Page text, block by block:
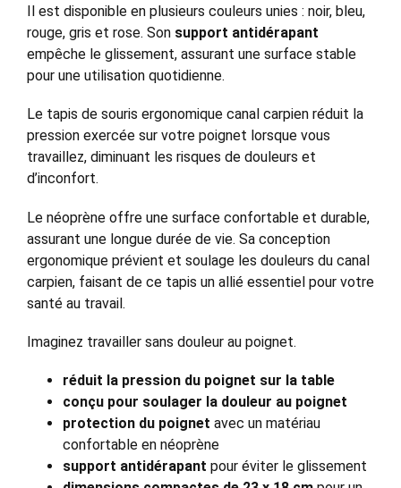
Il est disponible en plusieurs couleurs unies : noir, bleu,
rouge, gris et rose. Son support antidérapant
empêche le glissement, assurant une surface stable
pour une utilisation quotidienne.
Le tapis de souris ergonomique canal carpien réduit la
pression exercée sur votre poignet lorsque vous
travaillez, diminuant les risques de douleurs et
d’inconfort.
Le néoprène offre une surface confortable et durable,
assurant une longue durée de vie. Sa conception
ergonomique prévient et soulage les douleurs du canal
carpien, faisant de ce tapis un allié essentiel pour votre
santé au travail.
Imaginez travailler sans douleur au poignet.
réduit la pression du poignet sur la table
conçu pour soulager la douleur au poignet
protection du poignet avec un matériau
confortable en néoprène
support antidérapant pour éviter le glissement